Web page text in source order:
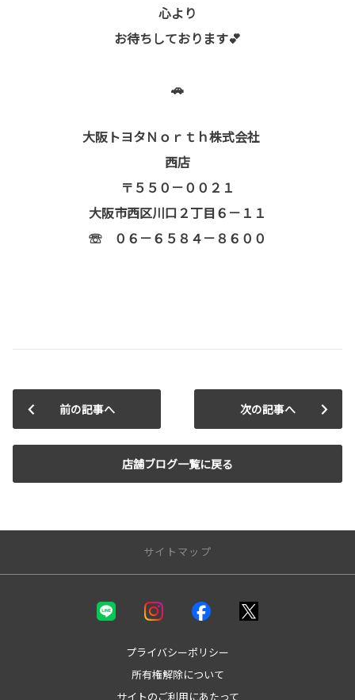
心より
お待ちしております💕
🚗
大阪トヨタＮｏｒｔｈ株式会社
西店
〒５５０－００２１
大阪市西区川口２丁目６－１１
☏ ０６－６５８４－８６００
前の記事へ
店舗ブログ一覧に戻る
次の記事へ
サイトマップ
プライバシーポリシー
所有権解除について
サイトのご利用にあたって